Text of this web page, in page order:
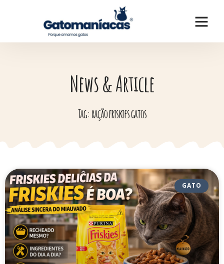
News & Article
Tag: ração friskies gatos
GATO